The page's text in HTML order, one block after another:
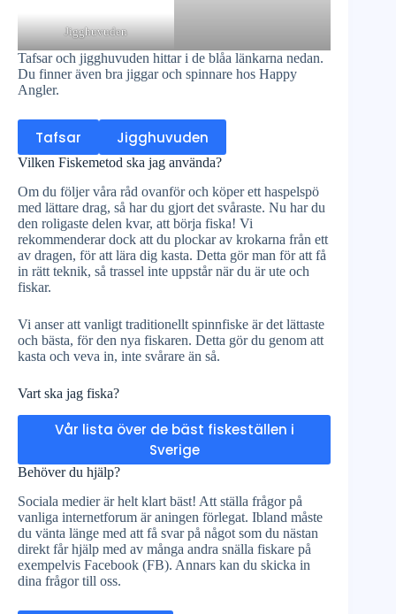
Jigghuvuden
Tafsar och jigghuvuden hittar i de blåa länkarna nedan.
Du finner även bra jiggar och spinnare hos Happy
Angler.
Tafsar Jigghuvuden
Vilken Fiskemetod ska jag använda?
Om du följer våra råd ovanför och köper ett haspelspö
med lättare drag, så har du gjort det svåraste. Nu har du
den roligaste delen kvar, att börja fiska! Vi
rekommenderar dock att du plockar av krokarna från ett
av dragen, för att lära dig kasta. Detta gör man för att få
in rätt teknik, så trassel inte uppstår när du är ute och
fiskar.
Vi anser att vanligt traditionellt spinnfiske är det lättaste
och bästa, för den nya fiskaren. Detta gör du genom att
kasta och veva in, inte svårare än så.
Vart ska jag fiska?
Vår lista över de bäst fiskeställen i
Sverige
Behöver du hjälp?
Sociala medier är helt klart bäst! Att ställa frågor på
vanliga internetforum är aningen förlegat. Ibland måste
du vänta länge med att få svar på något som du nästan
direkt får hjälp med av många andra snälla fiskare på
exempelvis Facebook (FB). Annars kan du skicka in
dina frågor till oss.